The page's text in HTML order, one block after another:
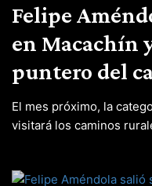
Felipe
en Macachín
puntero del
El mes próximo, la
visitará los caminos